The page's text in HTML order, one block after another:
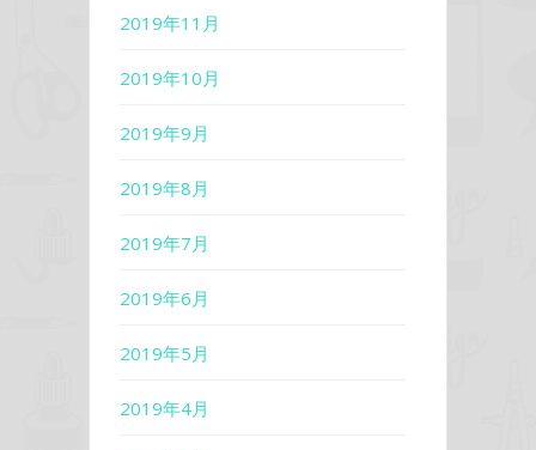
2019年11月
2019年10月
2019年9月
2019年8月
2019年7月
2019年6月
2019年5月
2019年4月